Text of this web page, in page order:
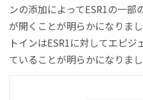
ンの添加によってESR1の一
が開くことが明らかになりま
トインはESR1に対してエピ
ていることが明らかになりまし